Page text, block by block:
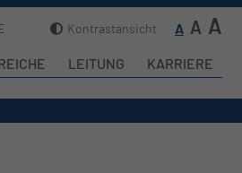
Kontrastansicht A A A
LEITUNG KARRIERE